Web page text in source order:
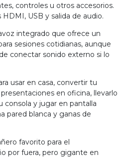
controles u otros accesorios.
USB y salida de audio.
integrado que ofrece un
sesiones cotidianas, aunque
conectar sonido externo si lo
usar en casa, convertir tu
en oficina, llevarlo
y jugar en pantalla
pared blanca y ganas de
favorito para el
por fuera, pero gigante en